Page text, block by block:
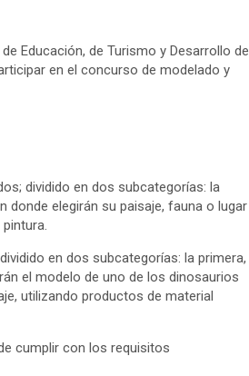
Educación, de Turismo y Desarrollo de
en el concurso de modelado y
dividido en dos subcategorías: la
donde elegirán su paisaje, fauna o lugar
en dos subcategorías: la primera,
el modelo de uno de los dinosaurios
utilizando productos de material
cumplir con los requisitos